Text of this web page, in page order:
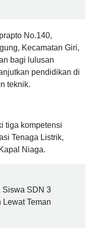
No.140,
Kecamatan Giri,
bagi lulusan
pendidikan di
teknik.
tiga kompetensi
Tenaga Listrik,
Niaga.
Siswa SDN 3
Lewat Teman